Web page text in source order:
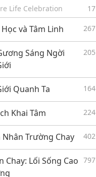
Life Celebration 17
và Tâm Linh 267
Sáng Ngời
205
Quanh Ta 164
Khai Tâm 224
Nhân Trường Chay 402
Chay: Lối Sống Cao 797